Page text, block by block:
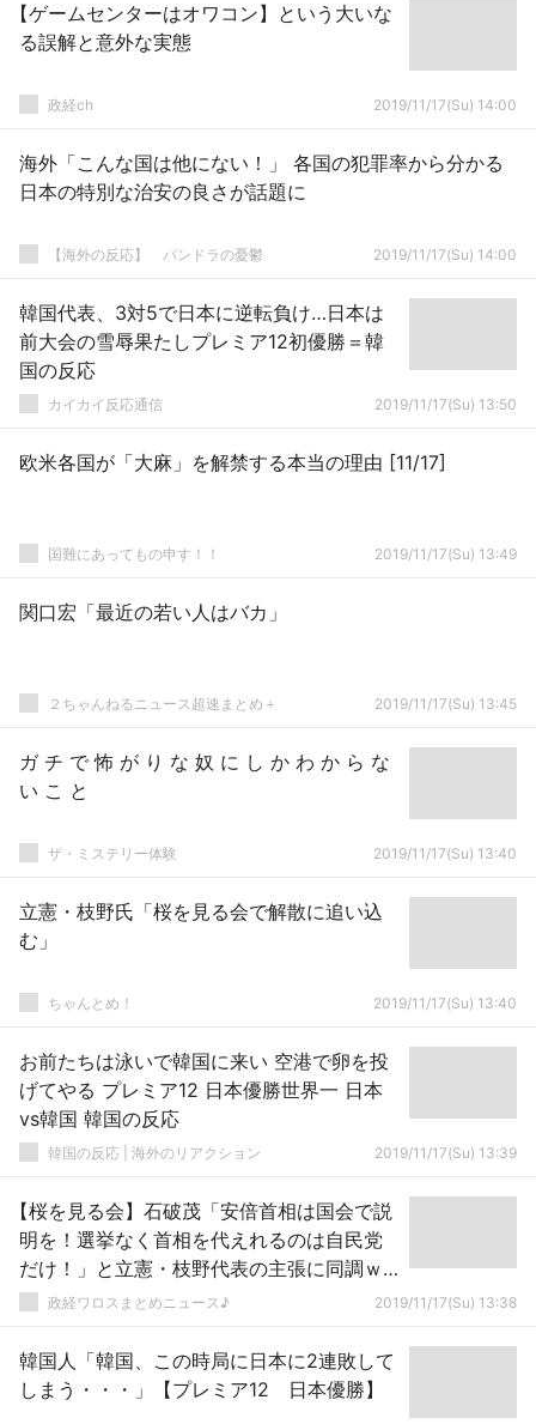
【ゲームセンターはオワコン】という大いな
る誤解と意外な実態
政経ch 2019/11/17(Su) 14:00
海外「こんな国は他にない！」 各国の犯罪率から分かる
日本の特別な治安の良さが話題に
【海外の反応】 パンドラの憂鬱 2019/11/17(Su) 14:00
韓国代表、3対5で日本に逆転負け…日本は
前大会の雪辱果たしプレミア12初優勝＝韓
国の反応
カイカイ反応通信 2019/11/17(Su) 13:50
欧米各国が「大麻」を解禁する本当の理由 [11/17]
国難にあってもの申す！！ 2019/11/17(Su) 13:49
関口宏「最近の若い人はバカ」
２ちゃんねるニュース超速まとめ＋ 2019/11/17(Su) 13:45
ガ チ で 怖 が り な 奴 に し か わ か ら な
い こ と
ザ・ミステリー体験 2019/11/17(Su) 13:40
立憲・枝野氏「桜を見る会で解散に追い込
む」
ちゃんとめ！ 2019/11/17(Su) 13:40
お前たちは泳いで韓国に来い 空港で卵を投
げてやる プレミア12 日本優勝世界一 日本
vs韓国 韓国の反応
韓国の反応 | 海外のリアクション 2019/11/17(Su) 13:39
【桜を見る会】石破茂「安倍首相は国会で説
明を！選挙なく首相を代えれるのは自民党
だけ！」と立憲・枝野代表の主張に同調ｗ
ｗｗｗｗｗ
政経ワロスまとめニュース♪ 2019/11/17(Su) 13:38
韓国人「韓国、この時局に日本に2連敗して
しまう・・・」【プレミア12 日本優勝】